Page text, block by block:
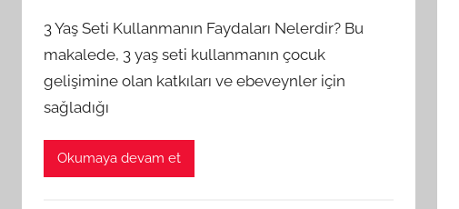
3 Yaş Seti Kullanmanın Faydaları Nelerdir? Bu
makalede, 3 yaş seti kullanmanın çocuk
gelişimine olan katkıları ve ebeveynler için
sağladığı
Okumaya devam et